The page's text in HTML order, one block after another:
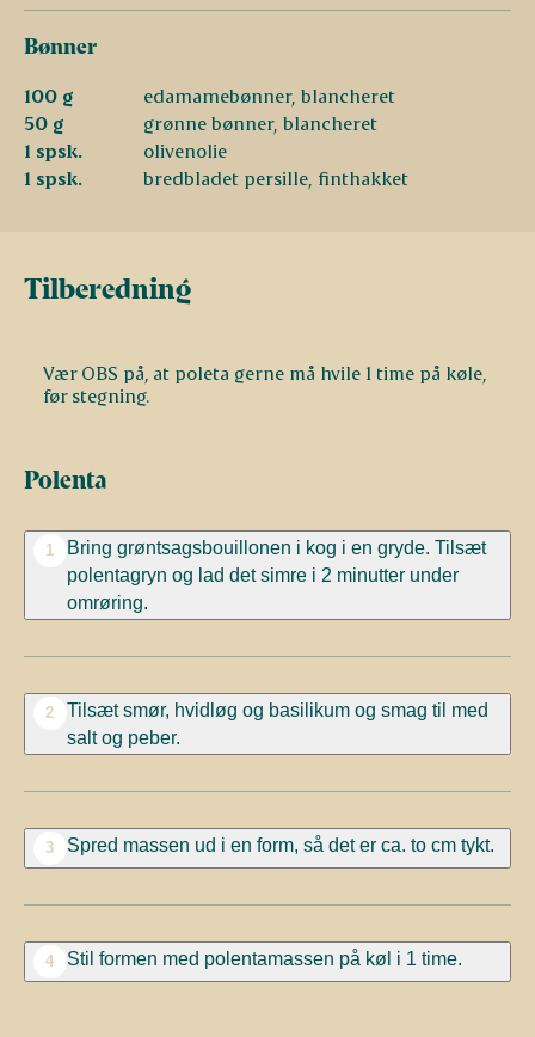
Bønner
100 g
edamamebønner, blancheret
50 g
grønne bønner, blancheret
1 spsk.
olivenolie
1 spsk.
bredbladet persille, finthakket
Tilberedning
Vær OBS på, at poleta gerne må hvile 1 time på køle,
før stegning.
Polenta
1
Bring grøntsagsbouillonen i kog i en gryde. Tilsæt
polentagryn og lad det simre i 2 minutter under
omrøring.
2
Tilsæt smør, hvidløg og basilikum og smag til med
salt og peber.
3 Spred massen ud i en form, så det er ca. to cm tykt.
4 Stil formen med polentamassen på køl i 1 time.